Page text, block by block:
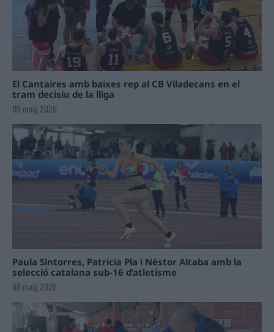
El Cantaires amb baixes rep al CB Viladecans en el
tram decisiu de la lliga
09 maig 2026
Paula Sintorres, Patrícia Pla i Néstor Altaba amb la
selecció catalana sub-16 d’atletisme
08 maig 2026